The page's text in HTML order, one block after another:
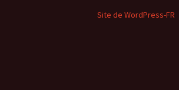
Site de WordPress-FR